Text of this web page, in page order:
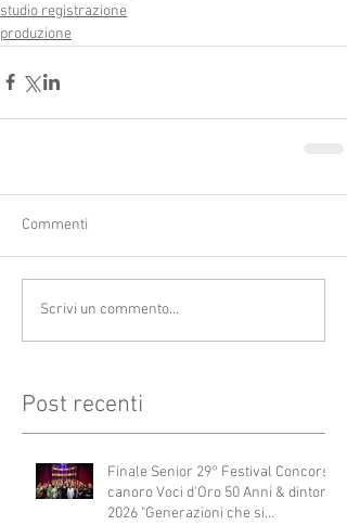
studio registrazione
produzione
Commenti
Scrivi un commento...
Post recenti
Finale Senior 29° Festival Concorso
canoro Voci d'Oro 50 Anni & dintorni
2026 "Generazioni che si